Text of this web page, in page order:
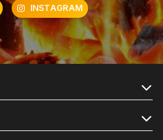
INSTAGRAM